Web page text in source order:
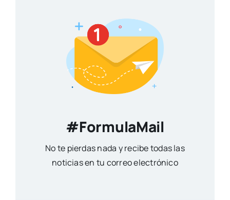
#FormulaMail
No te pierdas nada y recibe todas las
noticias en tu correo electrónico